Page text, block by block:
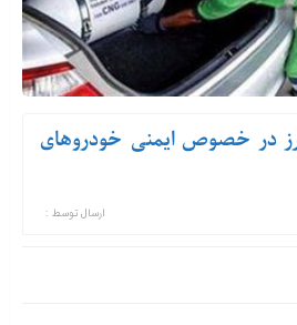
در خصوص ایمنی خودروهای
ارسال توسط :